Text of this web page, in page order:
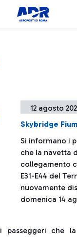
12 agosto
Skybridge
Si informano i
che la navetta
collegamento
E31-E44 del
nuovamente
domenica 14
passeggeri che